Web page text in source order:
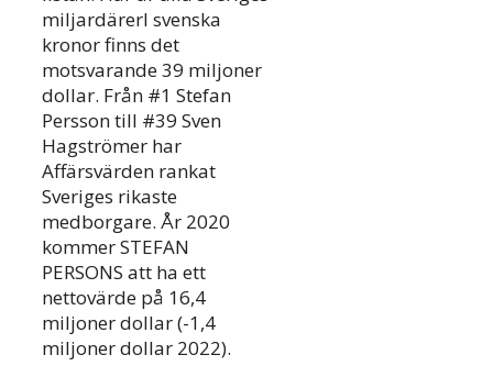
miljardärerI svenska
kronor finns det
motsvarande 39 miljoner
dollar. Från #1 Stefan
Persson till #39 Sven
Hagströmer har
Affärsvärden rankat
Sveriges rikaste
medborgare. År 2020
kommer STEFAN
PERSONS att ha ett
nettovärde på 16,4
miljoner dollar (-1,4
miljoner dollar 2022).